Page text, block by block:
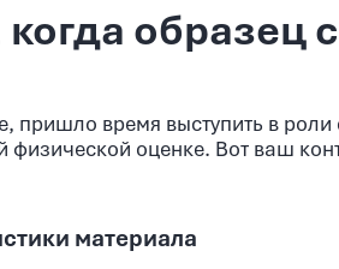
образец
время выступить в
физической оценке. Вот ваш
материала